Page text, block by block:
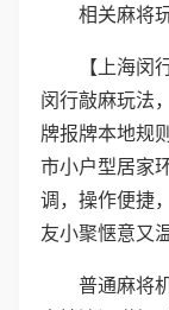
相关麻将
【上海
闵行敲麻玩法
牌报牌本地规
市小户型居家
调，操作便捷
友小聚惬意又
普通麻将